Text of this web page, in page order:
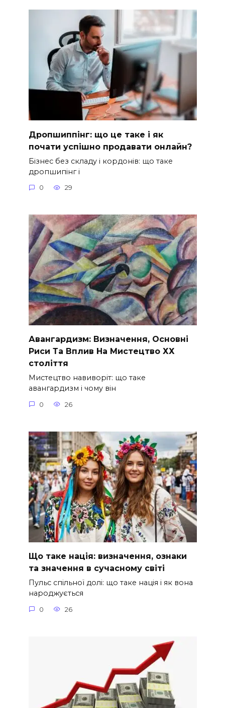
Дропшиппінг: що це таке і як
почати успішно продавати онлайн?
Бізнес без складу і кордонів: що таке
дропшипінг і
0 29
Авангардизм: Визначення, Основні
Риси Та Вплив На Мистецтво ХХ
століття
Мистецтво навиворіт: що таке
авангардизм і чому він
0 26
Що таке нація: визначення, ознаки
та значення в сучасному світі
Пульс спільної долі: що таке нація і як вона
народжується
0 26